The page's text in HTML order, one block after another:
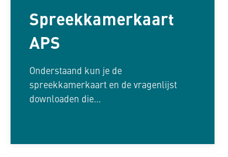
Spreekkamerkaart
APS
Onderstaand kun je de
spreekkamerkaart en de vragenlijst
downloaden die...